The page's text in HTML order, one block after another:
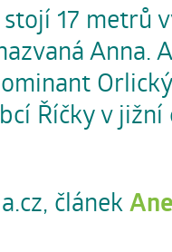
17 metrů
Anna.
Říčky v
článek